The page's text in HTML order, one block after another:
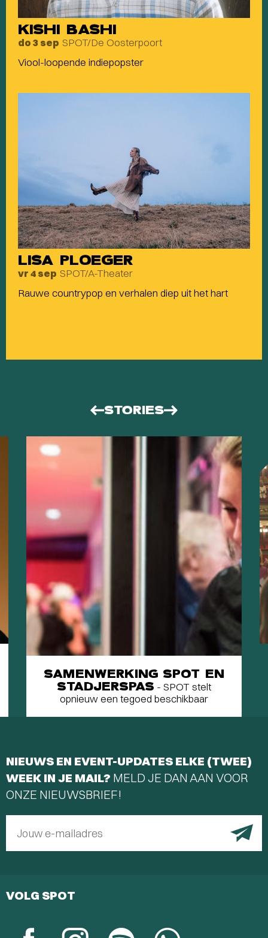
KISHI BASHI
do 3 sep SPOT/De Oosterpoort
Viool-loopende indiepopster
LISA PLOEGER
vr 4 sep SPOT/A-Theater
Rauwe countrypop en verhalen diep uit het hart
STORIES
SAMENWERKING SPOT EN
STADJERSPAS - SPOT stelt
opnieuw een tegoed beschikbaar
NIEUWS EN EVENT-UPDATES ELKE (TWEE)
WEEK IN JE MAIL? MELD JE DAN AAN VOOR
ONZE NIEUWSBRIEF!
Jouw e-mailadres
VOLG SPOT